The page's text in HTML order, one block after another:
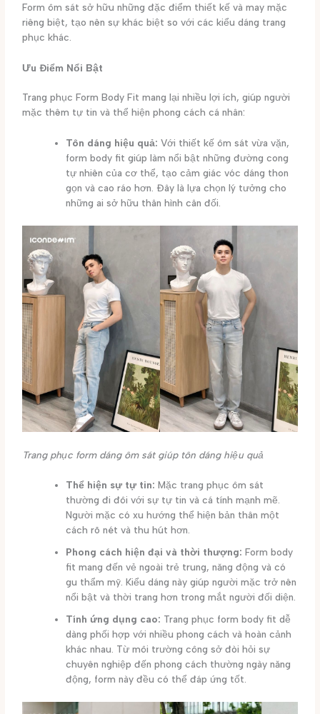
Form ôm sát sở hữu những đặc điểm thiết kế và may mặc
riêng biệt, tạo nên sự khác biệt so với các kiểu dáng trang
phục khác.
Ưu Điểm Nổi Bật
Trang phục Form Body Fit mang lại nhiều lợi ích, giúp người
mặc thêm tự tin và thể hiện phong cách cá nhân:
Tôn dáng hiệu quả: Với thiết kế ôm sát vừa vặn,
form body fit giúp làm nổi bật những đường cong
tự nhiên của cơ thể, tạo cảm giác vóc dáng thon
gọn và cao ráo hơn. Đây là lựa chọn lý tưởng cho
những ai sở hữu thân hình cân đối.
Trang phục form dáng ôm sát giúp tôn dáng hiệu quả
Thể hiện sự tự tin: Mặc trang phục ôm sát
thường đi đôi với sự tự tin và cá tính mạnh mẽ.
Người mặc có xu hướng thể hiện bản thân một
cách rõ nét và thu hút hơn.
Phong cách hiện đại và thời thượng: Form body
fit mang đến vẻ ngoài trẻ trung, năng động và có
gu thẩm mỹ. Kiểu dáng này giúp người mặc trở nên
nổi bật và thời trang hơn trong mắt người đối diện.
Tính ứng dụng cao: Trang phục form body fit dễ
dàng phối hợp với nhiều phong cách và hoàn cảnh
khác nhau. Từ môi trường công sở đòi hỏi sự
chuyên nghiệp đến phong cách thường ngày năng
động, form này đều có thể đáp ứng tốt.